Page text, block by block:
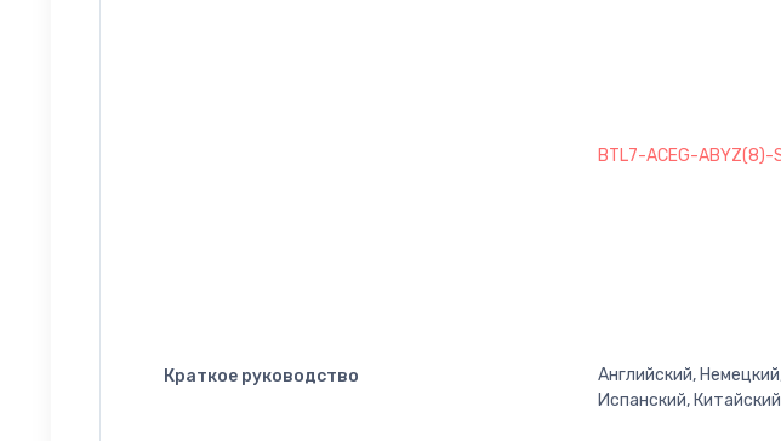
Краткое руководство
BTL7-ACEG-ABYZ(8)-
Английский,
Испанский,